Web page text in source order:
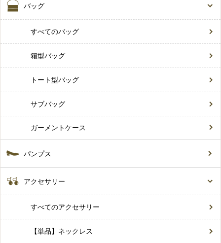
バッグ
すべてのバッグ
箱型バッグ
トート型バッグ
サブバッグ
ガーメントケース
パンプス
アクセサリー
すべてのアクセサリー
【単品】ネックレス